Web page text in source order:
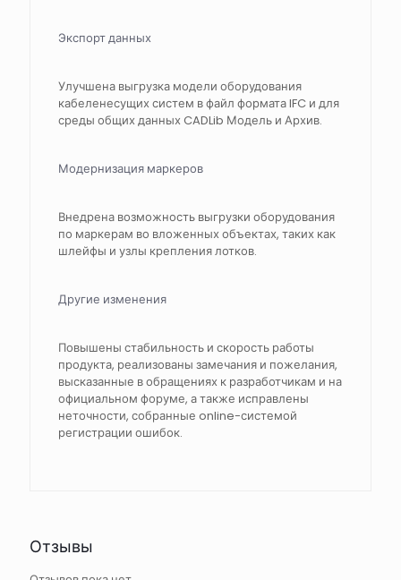
Экспорт данных
Улучшена выгрузка модели оборудования
кабеленесущих систем в файл формата IFC и для
среды общих данных CADLib Модель и Архив.
Модернизация маркеров
Внедрена возможность выгрузки оборудования
по маркерам во вложенных объектах, таких как
шлейфы и узлы крепления лотков.
Другие изменения
Повышены стабильность и скорость работы
продукта, реализованы замечания и пожелания,
высказанные в обращениях к разработчикам и на
официальном форуме, а также исправлены
неточности, собранные online-системой
регистрации ошибок.
Отзывы